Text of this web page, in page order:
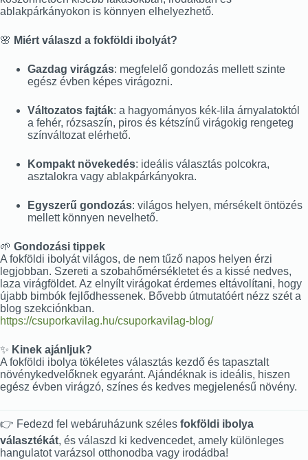
ablakpárkányokon is könnyen elhelyezhető.
🌸 Miért válaszd a fokföldi ibolyát?
Gazdag virágzás: megfelelő gondozás mellett szinte
egész évben képes virágozni.
Változatos fajták: a hagyományos kék-lila árnyalatoktól
a fehér, rózsaszín, piros és kétszínű virágokig rengeteg
színváltozat elérhető.
Kompakt növekedés: ideális választás polcokra,
asztalokra vagy ablakpárkányokra.
Egyszerű gondozás: világos helyen, mérsékelt öntözés
mellett könnyen nevelhető.
🌱 Gondozási tippek
A fokföldi ibolyát világos, de nem tűző napos helyen érzi
legjobban. Szereti a szobahőmérsékletet és a kissé nedves,
laza virágföldet. Az elnyílt virágokat érdemes eltávolítani, hogy
újabb bimbók fejlődhessenek. Bővebb útmutatóért nézz szét a
blog szekciónkban.
https://csuporkavilag.hu/csuporkavilag-blog/
✨ Kinek ajánljuk?
A fokföldi ibolya tökéletes választás kezdő és tapasztalt
növénykedvelőknek egyaránt. Ajándéknak is ideális, hiszen
egész évben virágzó, színes és kedves megjelenésű növény.
👉 Fedezd fel webáruházunk széles fokföldi ibolya
választékát, és válaszd ki kedvencedet, amely különleges
hangulatot varázsol otthonodba vagy irodádba!